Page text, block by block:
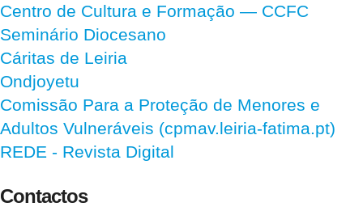
Centro de Cultura e Formação — CCFC
Seminário Diocesano
Cáritas de Leiria
Ondjoyetu
Comissão Para a Proteção de Menores e
Adultos Vulneráveis (cpmav.leiria-fatima.pt)
REDE - Revista Digital
Contactos